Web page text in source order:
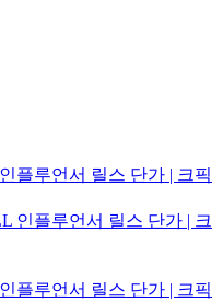
플루언서 릴스 단가 | 크픽
인플루언서 릴스 단가 | 크
플루언서 릴스 단가 | 크픽